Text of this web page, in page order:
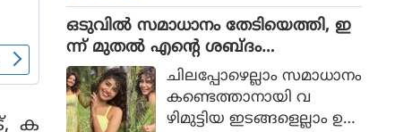
ക
ഖ്വി പാകിസ്ഥാന്റെ
കോക്രോച്ചുകള്‍ ഒ
ന്നിച്ചാല്‍ രാജ്യത്തെ മ
റിച്ചിടാന്‍ കഴിയുമെന്ന് പറ
ഞ്ഞു.
ഒടുവില്‍ സമാധാനം തേടിയെത്തി, ഇ
ന്ന് മുതല്‍ എന്റെ ശബ്ദം
തിരെഞ്ഞെടുക്കുന്നു, പോസ്റ്റുമായി
അനുപമ പരമേശ്വരന്‍, ഒരു ബ്രെയ്ക്ക
പ്പ് മണക്കുന്നുവെന്ന് സോഷ്യല്‍
ചിലപ്പോഴെല്ലാം സമാധാനം
കണ്ടെത്താനായി വ
ഴിമുട്ടിയ ഇടങ്ങളെല്ലാം ഉ